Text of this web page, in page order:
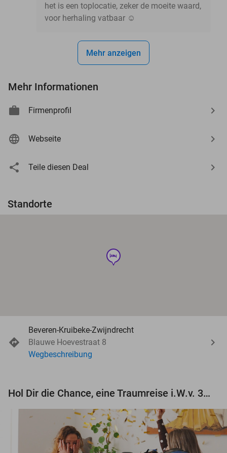
het is een toplocatie, zeker de moeite waard,
voor herhaling vatbaar ☺️
Mehr anzeigen
Mehr Informationen
Firmenprofil
Webseite
Teile diesen Deal
Standorte
hotel
Beveren-Kruibeke-Zwijndrecht
Blauwe Hoevestraat 8
Wegbeschreibung
Hol Dir die Chance, eine Traumreise i.W.v. 3.000 € zu gewinnen!